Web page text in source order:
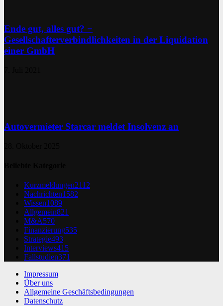
Ende gut, alles gut? −
Gesellschafterverbindlichkeiten in der Liquidation
einer GmbH
Autovermieter Starcar meldet Insolvenz an
Kurzmeldungen2112
Nachrichten1582
Wissen1089
Allgemein821
M&A570
Finanzierung535
Strategie493
Interviews415
Fallstudien371
Impressum
Über uns
Allgemeine Geschäftsbedingungen
Datenschutz